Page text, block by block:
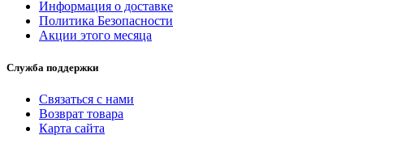
Информация о доставке
Политика Безопасности
Акции этого месяца
Служба поддержки
Связаться с нами
Возврат товара
Карта сайта